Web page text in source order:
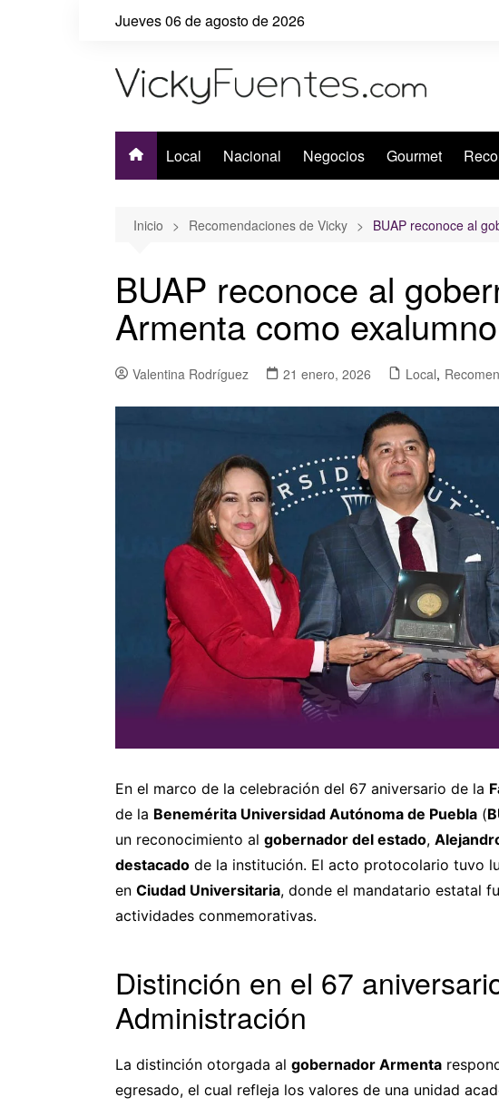
Jueves 06 de agosto de 2026
Local Nacional Negocios Gourmet
Inicio Recomendaciones de Vicky BUAP reconoce al
BUAP reconoce al
Armenta como
Valentina Rodríguez 21 enero, 2026 Local,
En el marco de la celebración del 67 aniversario de la
de la Benemérita Universidad Autónoma de Puebla (
un reconocimiento al gobernador del estado,
destacado de la institución. El acto protocolario tuvo
en Ciudad Universitaria, donde el mandatario estatal
actividades conmemorativas.
Distinción en el 67
Administración
La distinción otorgada al gobernador Armenta
egresado, el cual refleja los valores de una unidad